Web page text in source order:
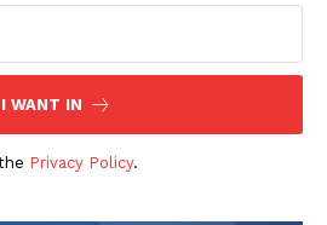
I WANT IN
Privacy Policy.